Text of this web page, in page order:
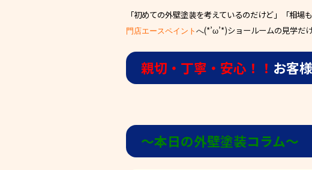
「初めての外壁塗装を考えているのだけど」「相場
門店エースペイント へ(*’ω’*)ショールームの見学だ
親切・丁寧・安心！！ お客
〜本日の外壁塗装コラム〜